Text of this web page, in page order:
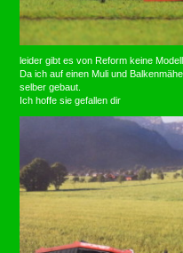
leider gibt es von Reform keine
Da ich auf einen Muli und
selber gebaut.
Ich hoffe sie gefallen dir